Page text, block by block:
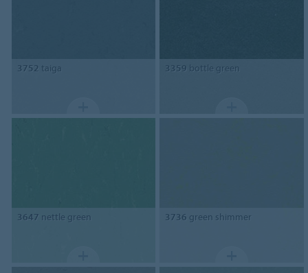
3752 taiga 3359 bottle green
3647 nettle green 3736 green shimmer